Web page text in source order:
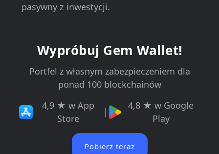
pasywny z inwestycji.
Wypróbuj Gem Wallet!
Portfel z własnym zabezpieczeniem dla
ponad 100 blockchainów
4,9 ★ w App
Store
|
4,8 ★ w Google
Play
Pobierz teraz